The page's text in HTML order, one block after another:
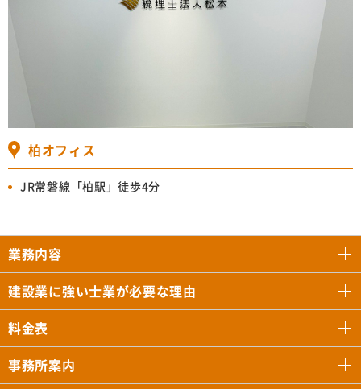
柏オフィス
JR常磐線「柏駅」徒歩4分
業務内容
建設業に強い士業が必要な理由
料金表
事務所案内